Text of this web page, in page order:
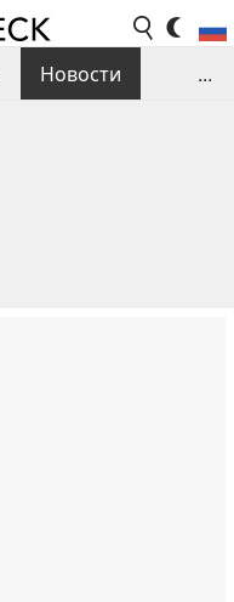
Новости
...